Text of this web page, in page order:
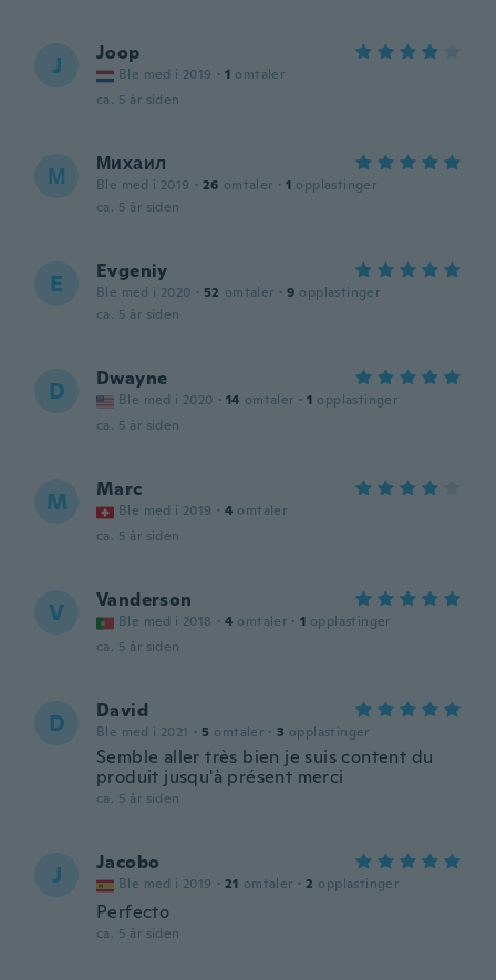
J Joop
Ble med i 2019 · 1 omtaler
ca. 5 år siden
М Михаил
Ble med i 2019 · 26 omtaler · 1 opplastinger
ca. 5 år siden
E Evgeniy
Ble med i 2020 · 52 omtaler · 9 opplastinger
ca. 5 år siden
D Dwayne
Ble med i 2020 · 14 omtaler · 1 opplastinger
ca. 5 år siden
M Marc
Ble med i 2019 · 4 omtaler
ca. 5 år siden
V Vanderson
Ble med i 2018 · 4 omtaler · 1 opplastinger
ca. 5 år siden
D David
Ble med i 2021 · 5 omtaler · 3 opplastinger
Semble aller très bien je suis content du
produit jusqu'à présent merci
ca. 5 år siden
J Jacobo
Ble med i 2019 · 21 omtaler · 2 opplastinger
Perfecto
ca. 5 år siden